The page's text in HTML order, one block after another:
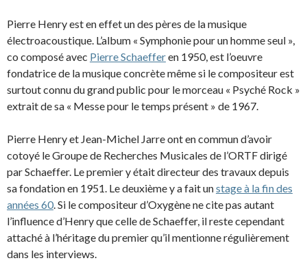
Pierre Henry est en effet un des pères de la musique
électroacoustique. L’album « Symphonie pour un homme seul »,
co composé avec Pierre Schaefferen 1950, est l’oeuvre
fondatrice de la musique concrète même si le compositeur est
surtout connu du grand public pour le morceau « Psyché Rock »
extrait de sa « Messe pour le temps présent » de 1967.
Pierre Henry et Jean-Michel Jarre ont en commun d’avoir
cotoyé le Groupe de Recherches Musicales de l’ORTF dirigé
par Schaeffer. Le premier y était directeur des travaux depuis
sa fondation en 1951. Le deuxième y a fait unstage à la fin des
années 60. Si le compositeur d’Oxygène ne cite pas autant
l’influence d’Henry que celle de Schaeffer, il reste cependant
attaché à l’héritage du premier qu’il mentionne régulièrement
dans les interviews.